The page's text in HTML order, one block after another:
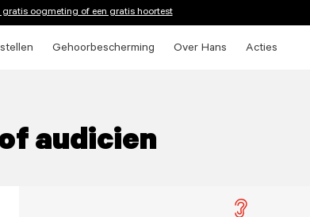
gratis oogmeting of een gratis hoortest
Gehoorbescherming Over Hans Acties
audicien